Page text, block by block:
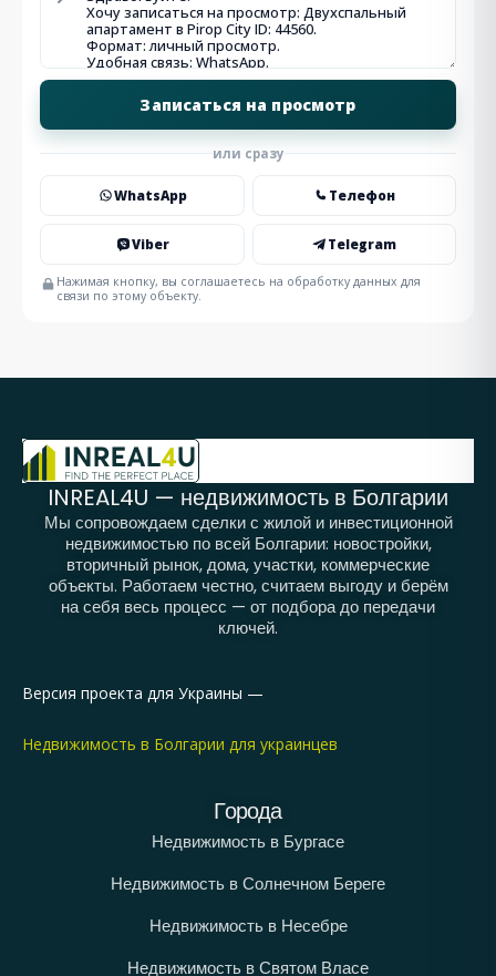
или сразу
WhatsApp Телефон
Viber Telegram
Нажимая кнопку, вы соглашаетесь на обработку данных для
связи по этому объекту.
INREAL4U — недвижимость в Болгарии
Мы сопровождаем сделки с жилой и инвестиционной
недвижимостью по всей Болгарии: новостройки,
вторичный рынок, дома, участки, коммерческие
объекты. Работаем честно, считаем выгоду и берём
на себя весь процесс — от подбора до передачи
ключей.
Версия проекта для Украины —
Недвижимость в Болгарии для украинцев
Города
Недвижимость в Бургасе
Недвижимость в Солнечном Береге
Недвижимость в Несебре
Недвижимость в Святом Власе